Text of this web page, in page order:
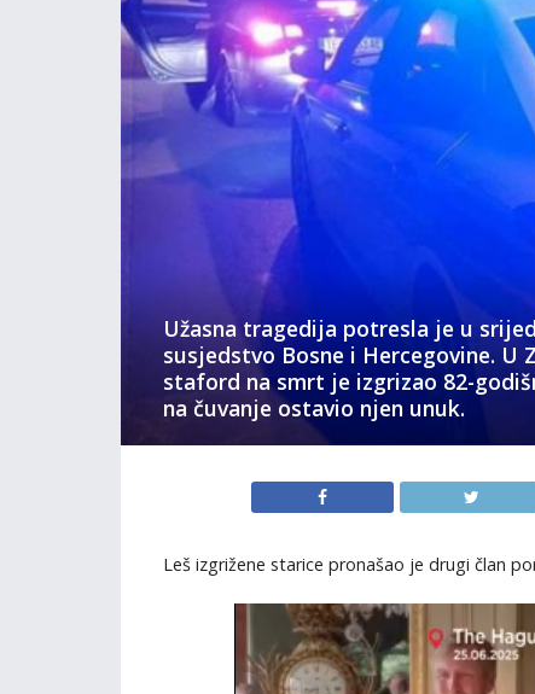
Užasna tragedija potresla je u
susjedstvo Bosne i Hercegovine. U
staford na smrt je izgrizao 82-
na čuvanje ostavio njen unuk.
Leš izgrižene starice pronašao je drugi član